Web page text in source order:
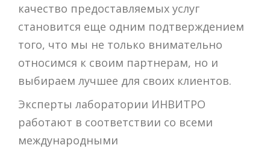
качество предоставляемых услуг
становится еще одним подтверждением
того, что мы не только внимательно
относимся к своим партнерам, но и
выбираем лучшее для своих клиентов.
Эксперты лаборатории ИНВИТРО
работают в соответствии со всеми
международными